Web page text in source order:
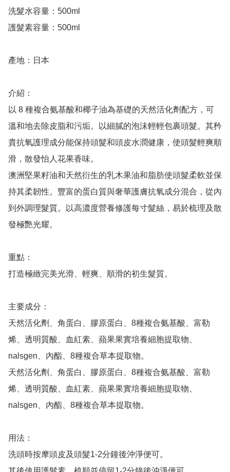
洗髮水容量：500ml
護髮素容量：500ml
產地：日本
介紹：
以 8 種複合氨基酸和椰子油為基礎的天然活化劑配方，可
溫和地去除皮脂和污垢。以細膩的泡沫輕輕包裹頭髮。其矜
貴抗氧護理成分能保持頭髮和頭皮水潤健康，使頭髮輕爽順
滑，散發怡人花果香味。
澳洲堅果籽油和天然衍生的乳木果油和脂肪使頭髮柔軟並保
持其柔韌性。豐富的蛋白質與奢華護膚抗氧成分混合，從內
到外調理髮質。以高濃度營養修護每寸髮絲，易於梳理及散
發極艷光耀。
重點：
打造極緻完美光滑、輕爽、順滑的初生髮質。
主要成分：
天然活化劑、角蛋白、膠原蛋白、8種複合氨基酸、富勒
烯、透明質酸、血紅素、蘋果果實培養細胞提取物、
nalsgen、內酯、8種複合草本提取物。
天然活化劑、角蛋白、膠原蛋白、8種複合氨基酸、富勒
烯、透明質酸、血紅素、蘋果果實培養細胞提取物、
nalsgen、內酯、8種複合草本提取物。
用法：
洗頭時按摩頭皮及頭髮1-2分鐘後沖淨便可。